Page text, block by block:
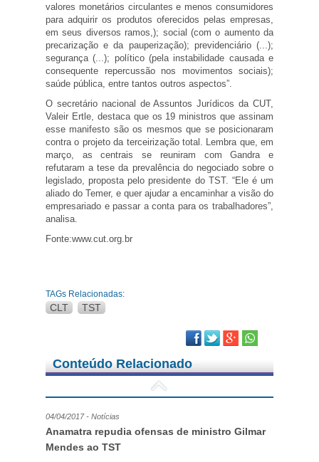
valores monetários circulantes e menos consumidores
para adquirir os produtos oferecidos pelas empresas,
em seus diversos ramos,); social (com o aumento da
precarização e da pauperização); previdenciário (...);
segurança (...); político (pela instabilidade causada e
consequente repercussão nos movimentos sociais);
saúde pública, entre tantos outros aspectos”.
O secretário nacional de Assuntos Jurídicos da CUT,
Valeir Ertle, destaca que os 19 ministros que assinam
esse manifesto são os mesmos que se posicionaram
contra o projeto da terceirização total. Lembra que, em
março, as centrais se reuniram com Gandra e
refutaram a tese da prevalência do negociado sobre o
legislado, proposta pelo presidente do TST. “Ele é um
aliado do Temer, e quer ajudar a encaminhar a visão do
empresariado e passar a conta para os trabalhadores”,
analisa.
Fonte:www.cut.org.br
TAGs Relacionadas:
CLT TST
Facebook
TwitterGoogle Plus
Conteúdo Relacionado
04/04/2017 - Notícias
Anamatra repudia ofensas de ministro Gilmar
Mendes ao TST